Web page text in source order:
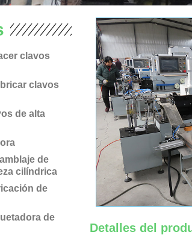
clavos
clavos
de alta
de
cilíndrica
de
de
Detalles del